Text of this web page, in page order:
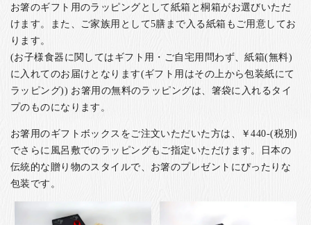
お箸のギフト用のラッピングとして紙箱と桐箱がお選びいただ
けます。また、ご家族用として5膳まで入る紙箱もご用意してお
ります。
(お子様食器に関してはギフト用・ご自宅用問わず、紙箱(無料)
に入れてのお届けとなります(ギフト用はその上から包装紙にて
ラッピング)) お箸用の無料のラッピングは、箸袋に入れるタイ
プのものになります。
お箸用のギフトボックスをご注文いただいた方は、￥440-(税別)
でさらに風呂敷でのラッピングもご指定いただけます。日本の
伝統的な贈り物のスタイルで、お箸のプレゼントにぴったりな
包装です。